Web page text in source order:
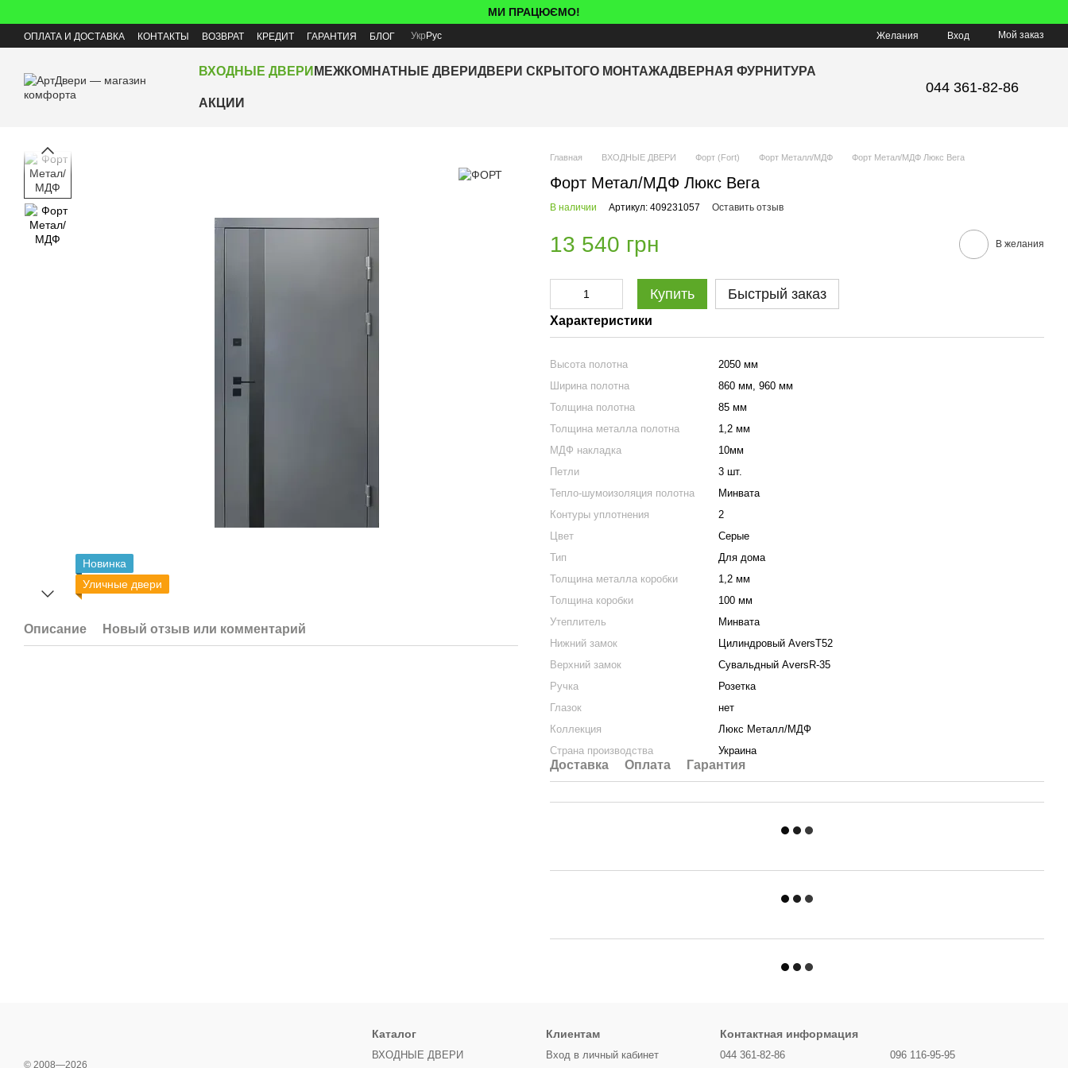
МИ ПРАЦЮЄМО!
ОПЛАТА И ДОСТАВКА КОНТАКТЫ ВОЗВРАТ КРЕДИТ ГАРАНТИЯ БЛОГ Укр Рус Желания Вход Мой заказ
ВХОДНЫЕ ДВЕРИ МЕЖКОМНАТНЫЕ ДВЕРИДВЕРИ СКРЫТОГО МОНТАЖАДВЕРНАЯ ФУРНИТУРА
АКЦИИ
044 361-82-86
Новинка
Уличные двери
Описание Новый отзыв или комментарий
Главная ВХОДНЫЕ ДВЕРИ Форт (Fort) Форт Металл/МДФ Форт Метал/МДФ Люкс Вега
Форт Метал/МДФ Люкс Вега
В наличии Артикул: 409231057 Оставить отзыв
13 540 грн В желания
Купить Быстрый заказ
Характеристики
Высота полотна
2050 мм
Ширина полотна
860 мм, 960 мм
Толщина полотна
85 мм
Толщина металла полотна
1,2 мм
МДФ накладка
10мм
Петли
3 шт.
Тепло-шумоизоляция полотна
Минвата
Контуры уплотнения
2
Цвет
Серые
Тип
Для дома
Толщина металла коробки
1,2 мм
Толщина коробки
100 мм
Утеплитель
Минвата
Нижний замок
Цилиндровый AversT52
Верхний замок
Сувальдный AversR-35
Ручка
Розетка
Глазок
нет
Коллекция
Люкс Металл/МДФ
Страна производства
Украина
Доставка Оплата Гарантия
© 2008—2026
Каталог
ВХОДНЫЕ ДВЕРИ
Клиентам
Вход в личный кабинет
Контактная информация
044 361-82-86 096 116-95-95